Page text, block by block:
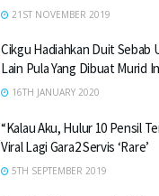
21ST NOVEMBER 2019
Cikgu Hadiahkan Duit Sebab
Lain Pula Yang Dibuat Murid
16TH JANUARY 2020
“Kalau Aku, Hulur 10 Pensil
Viral Lagi Gara2 Servis ‘Rare’
5TH SEPTEMBER 2019